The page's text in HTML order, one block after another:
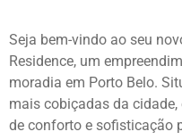
Seja bem-vindo ao seu
Residence, um
moradia em Porto Belo.
mais cobiçadas da
de conforto e sofisticação